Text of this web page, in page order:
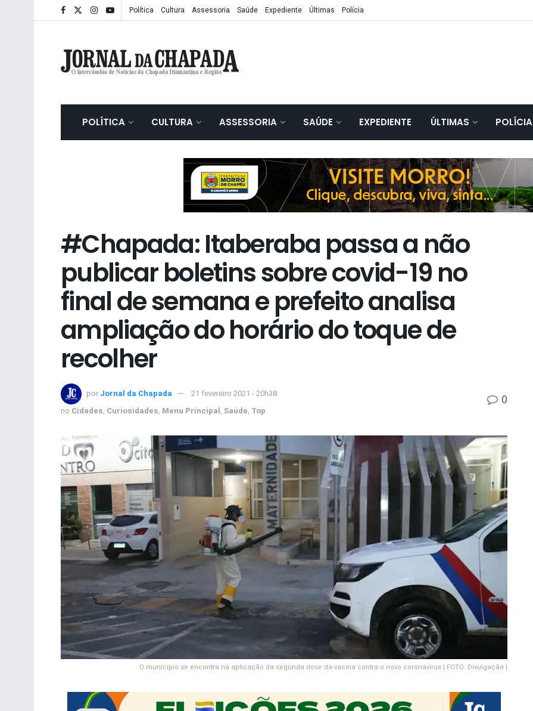
Política Cultura Assessoria Saúde Expediente Últimas Polícia
POLÍTICA CULTURA ASSESSORIA SAÚDE EXPEDIENTE ÚLTIMAS POLÍCIA
#Chapada: Itaberaba passa a não
publicar boletins sobre covid-19 no
final de semana e prefeito analisa
ampliação do horário do toque de
recolher
por Jornal da Chapada
21 fevereiro 2021 - 20h38
no Cidades, Curiosidades, Menu Principal, Saúde, Top
0
O município se encontra na aplicação da segunda dose da vacina contra o novo coronavírus | FOTO: Divulgação |